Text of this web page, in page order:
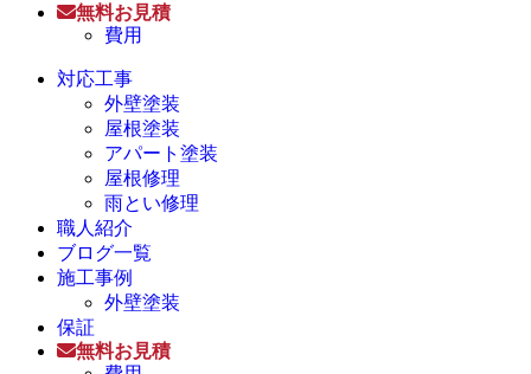
無料お見積
費用
対応工事
外壁塗装
屋根塗装
アパート塗装
屋根修理
雨とい修理
職人紹介
ブログ一覧
施工事例
外壁塗装
保証
無料お見積